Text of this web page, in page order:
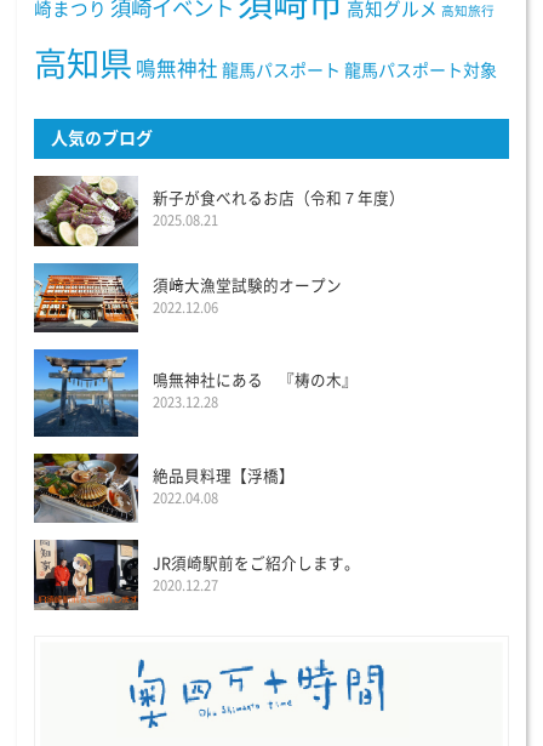
崎まつり 須崎イベント 高知グルメ 高知旅行
高知県 鳴無神社 龍馬パスポート 龍馬パスポート対象
人気のブログ
新子が食べれるお店（令和７年度）
2025.08.21
須﨑大漁堂試験的オープン
2022.12.06
鳴無神社にある 『梼の木』
2023.12.28
絶品貝料理【浮橋】
2022.04.08
JR須崎駅前をご紹介します。
2020.12.27